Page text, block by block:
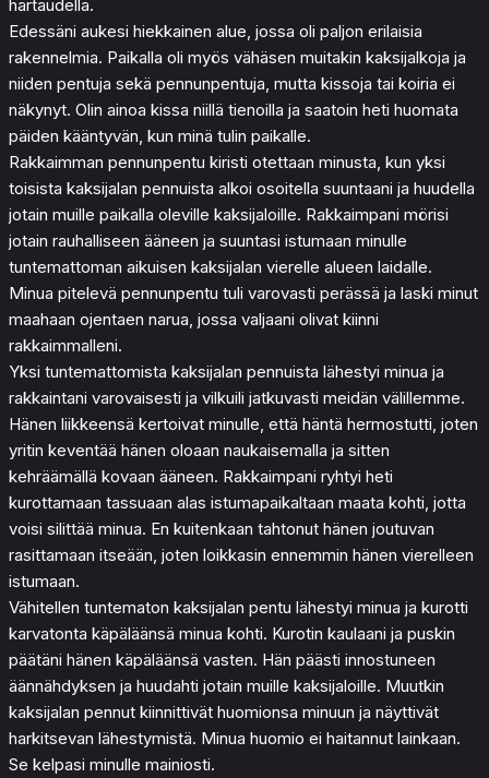
hartaudella.
Edessäni aukesi hiekkainen alue, jossa oli paljon erilaisia
rakennelmia. Paikalla oli myös vähäsen muitakin kaksijalkoja ja
niiden pentuja sekä pennunpentuja, mutta kissoja tai koiria ei
näkynyt. Olin ainoa kissa niillä tienoilla ja saatoin heti huomata
päiden kääntyvän, kun minä tulin paikalle.
Rakkaimman pennunpentu kiristi otettaan minusta, kun yksi
toisista kaksijalan pennuista alkoi osoitella suuntaani ja huudella
jotain muille paikalla oleville kaksijaloille. Rakkaimpani mörisi
jotain rauhalliseen ääneen ja suuntasi istumaan minulle
tuntemattoman aikuisen kaksijalan vierelle alueen laidalle.
Minua pitelevä pennunpentu tuli varovasti perässä ja laski minut
maahaan ojentaen narua, jossa valjaani olivat kiinni
rakkaimmalleni.
Yksi tuntemattomista kaksijalan pennuista lähestyi minua ja
rakkaintani varovaisesti ja vilkuili jatkuvasti meidän välillemme.
Hänen liikkeensä kertoivat minulle, että häntä hermostutti, joten
yritin keventää hänen oloaan naukaisemalla ja sitten
kehräämällä kovaan ääneen. Rakkaimpani ryhtyi heti
kurottamaan tassuaan alas istumapaikaltaan maata kohti, jotta
voisi silittää minua. En kuitenkaan tahtonut hänen joutuvan
rasittamaan itseään, joten loikkasin ennemmin hänen vierelleen
istumaan.
Vähitellen tuntematon kaksijalan pentu lähestyi minua ja kurotti
karvatonta käpäläänsä minua kohti. Kurotin kaulaani ja puskin
päätäni hänen käpäläänsä vasten. Hän päästi innostuneen
äännähdyksen ja huudahti jotain muille kaksijaloille. Muutkin
kaksijalan pennut kiinnittivät huomionsa minuun ja näyttivät
harkitsevan lähestymistä. Minua huomio ei haitannut lainkaan.
Se kelpasi minulle mainiosti.